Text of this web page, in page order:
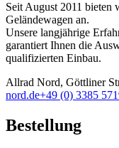
Seit August 2011 bieten
Geländewagen an.
Unsere langjährige
garantiert Ihnen die
qualifizierten Einbau.
Allrad Nord, Göttliner
nord.de+49 (0) 3385
Bestellung